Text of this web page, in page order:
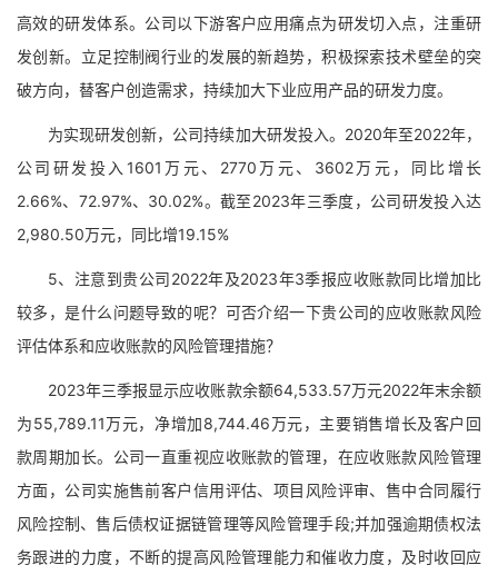
高效的研发体系。公司以下游客户应用痛点为研发切入点，注重研
发创新。立足控制阀行业的发展的新趋势，积极探索技术壁垒的突
破方向，替客户创造需求，持续加大下业应用产品的研发力度。
为实现研发创新，公司持续加大研发投入。2020年至2022年，
公司研发投入1601万元、2770万元、3602万元，同比增长
2.66%、72.97%、30.02%。截至2023年三季度，公司研发投入达
2,980.50万元，同比增19.15%
5、注意到贵公司2022年及2023年3季报应收账款同比增加比
较多，是什么问题导致的呢？可否介绍一下贵公司的应收账款风险
评估体系和应收账款的风险管理措施？
2023年三季报显示应收账款余额64,533.57万元2022年末余额
为55,789.11万元，净增加8,744.46万元，主要销售增长及客户回
款周期加长。公司一直重视应收账款的管理，在应收账款风险管理
方面，公司实施售前客户信用评估、项目风险评审、售中合同履行
风险控制、售后债权证据链管理等风险管理手段;并加强逾期债权法
务跟进的力度，不断的提高风险管理能力和催收力度，及时收回应